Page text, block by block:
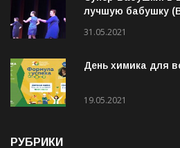
Супер-Бабушки: в
31.05.2021
День химика для